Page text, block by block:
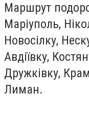
Маршрут
Маріуполь,
Новосілку,
Авдіївку,
Дружківку,
Лиман.